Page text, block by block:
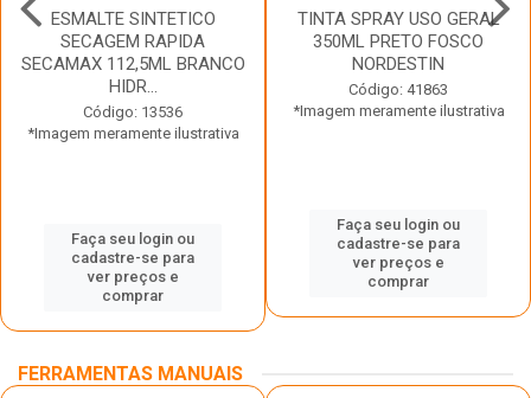
ESMALTE SINTETICO
SECAGEM RAPIDA
SECAMAX 112,5ML BRANCO
HIDR...
Código: 13536
*Imagem meramente ilustrativa
Faça seu login ou
cadastre-se para
ver preços e
comprar
TINTA SPRAY USO GERAL
350ML PRETO FOSCO
NORDESTIN
Código: 41863
*Imagem meramente ilustrativa
Faça seu login ou
cadastre-se para
ver preços e
comprar
FERRAMENTAS MANUAIS